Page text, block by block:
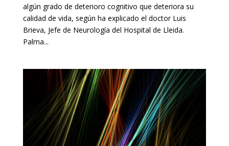
algún grado de deterioro cognitivo que deteriora su
calidad de vida, según ha explicado el doctor Luis
Brieva, Jefe de Neurología del Hospital de Lleida.
Palma...